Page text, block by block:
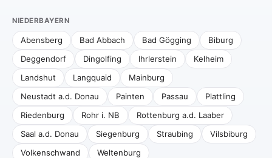
NIEDERBAYERN
Abensberg Bad Abbach Bad Gögging
Biburg
Deggendorf
Dingolfing Ihrlerstein
Kelheim
Landshut
Langquaid
Mainburg
Neustadt a.d. Donau
Painten Passau
Plattling
Riedenburg
Rohr i. NB
Rottenburg a.d. Laaber
Saal a.d. Donau
Siegenburg Straubing
Vilsbiburg
Volkenschwand
Weltenburg